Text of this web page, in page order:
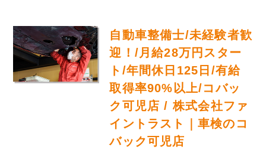
自動車整備士/未経験者歓
迎！/月給28万円スター
ト/年間休日125日/有給
取得率90%以上/コバッ
ク可児店 / 株式会社ファ
イントラスト｜車検のコ
バック可児店